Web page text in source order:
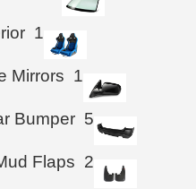
1
Mirrors 1
Bumper 5
Flaps 2